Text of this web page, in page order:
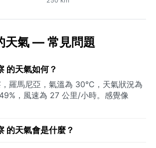
天氣 — 常見問題
的天氣如何？
羅馬尼亞，氣溫為 30°C，天氣狀況為
，風速為 27 公里/小時。感覺像
的天氣會是什麼？